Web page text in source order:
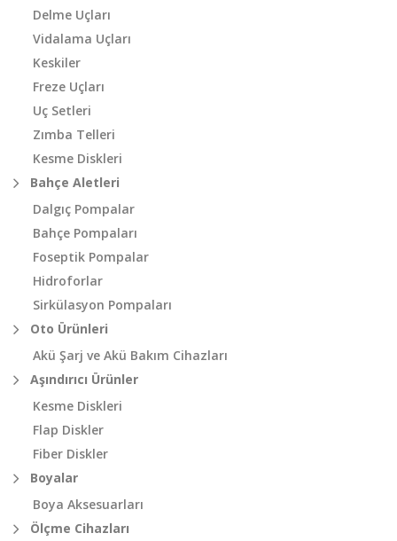
Delme Uçları
Vidalama Uçları
Keskiler
Freze Uçları
Uç Setleri
Zımba Telleri
Kesme Diskleri
Bahçe Aletleri
Dalgıç Pompalar
Bahçe Pompaları
Foseptik Pompalar
Hidroforlar
Sirkülasyon Pompaları
Oto Ürünleri
Akü Şarj ve Akü Bakım Cihazları
Aşındırıcı Ürünler
Kesme Diskleri
Flap Diskler
Fiber Diskler
Boyalar
Boya Aksesuarları
Ölçme Cihazları